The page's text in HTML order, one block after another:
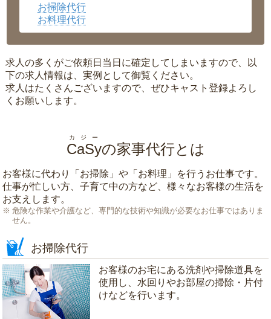
お掃除代行
お料理代行
求人の多くがご依頼日当日に確定してしまいますので、以
下の求人情報は、実例として御覧ください。
求人はたくさんございますので、ぜひキャスト登録よろし
くお願いします。
CaSy
カジー
の家事代行とは
お客様に代わり「 お掃除 」や「 お料理 」を行うお仕事です。
仕事が忙しい方、子育て中の方など、様々なお客様の生活を
お支えします。
危険な作業や介護など、専門的な技術や知識が必要なお仕事ではありま
せん。
お掃除代行
お客様のお宅にある洗剤や掃除道具を
使用し、水回りやお部屋の掃除・片付
けなどを行います。